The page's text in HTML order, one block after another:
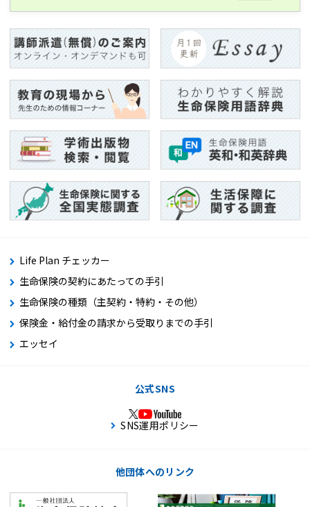
Life Plan チェッカー
生命保険の契約にあたっての手引
生命保険の種類（主契約・特約・その他）
保険金・給付金の請求から受取りまでの手引
エッセイ
公式SNS
SNS運用ポリシー
他団体へのリンク